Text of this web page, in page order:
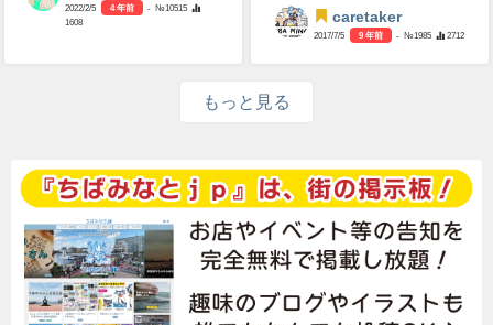
2022/2/5 4 年前
- №10515
1608
caretaker
2017/7/5 9 年前 - №1985 2712
もっと見る